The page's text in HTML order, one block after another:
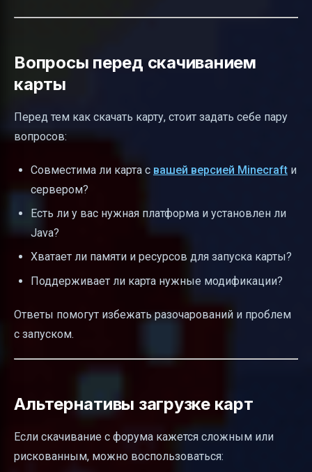
Вопросы перед скачиванием
карты
Перед тем как скачать карту, стоит задать себе пару
вопросов:
Совместима ли карта с вашей версией Minecraft и
сервером?
Есть ли у вас нужная платформа и установлен ли
Java?
Хватает ли памяти и ресурсов для запуска карты?
Поддерживает ли карта нужные модификации?
Ответы помогут избежать разочарований и проблем
с запуском.
Альтернативы загрузке карт
Если скачивание с форума кажется сложным или
рискованным, можно воспользоваться: